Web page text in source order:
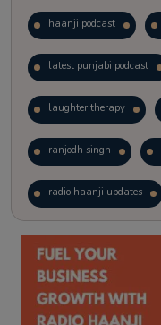
haanji podcast
latest punjabi podcast
laughter therapy
ranjodh singh
radio haanji updates
kitaab kahani